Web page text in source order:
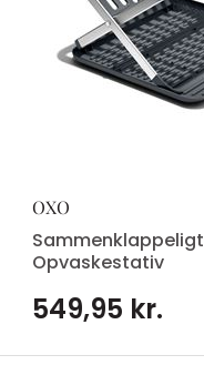
OXO
Sammenklappeligt
Opvaskestativ
549,95 kr.